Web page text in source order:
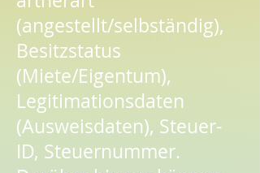
(angestellt/selbständig),
Besitzstatus
(Miete/Eigentum),
Legitimationsdaten
(Ausweisdaten), Steuer-
ID, Steuernummer.